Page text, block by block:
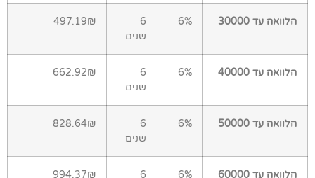
הלוואה עד 30000 6%
6
שנים
497.19₪
הלוואה עד 40000 6%
6
שנים
662.92₪
הלוואה עד 50000 6%
6
שנים
828.64₪
הלוואה עד 60000 6%
6
994.37₪